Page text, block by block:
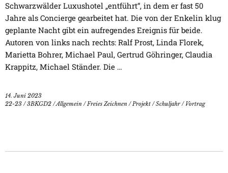
Schwarzwälder Luxushotel „entführt“, in dem er fast 50
Jahre als Concierge gearbeitet hat. Die von der Enkelin klug
geplante Nacht gibt ein aufregendes Ereignis für beide.
Autoren von links nach rechts: Ralf Prost, Linda Florek,
Marietta Bohrer, Michael Paul, Gertrud Göhringer, Claudia
Krappitz, Michael Ständer. Die …
14. Juni 2023
22-23 /3BKGD2 /Allgemein /Freies Zeichnen /Projekt /Schuljahr/ Vortrag